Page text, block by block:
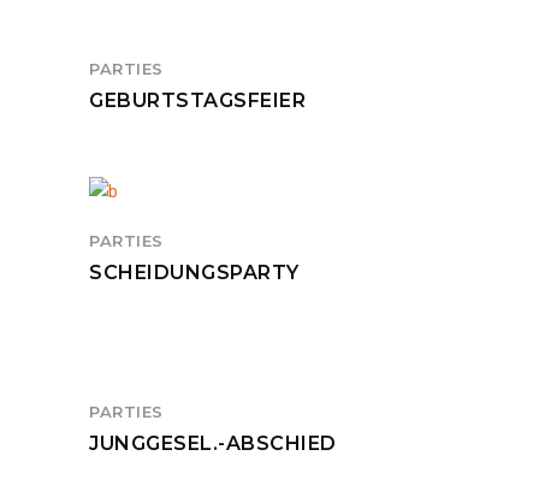
PARTIES
GEBURTSTAGSFEIER
PARTIES
SCHEIDUNGSPARTY
PARTIES
JUNGGESEL.-ABSCHIED